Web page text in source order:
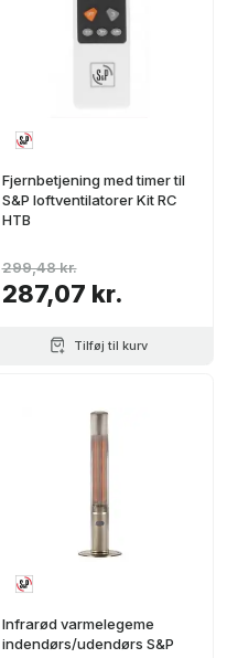
Fjernbetjening med timer til
S&P loftventilatorer Kit RC
HTB
287,07 kr.
299,48 kr.
Tilføj til kurv
Infrarød varmelegeme
indendørs/udendørs S&P